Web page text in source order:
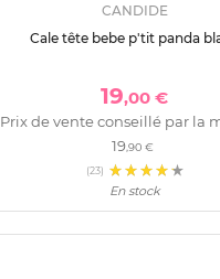
CANDIDE
Cale tête bebe p'tit panda
19,00 €
Prix de vente conseillé par la
19,90 €
(23)
En stock